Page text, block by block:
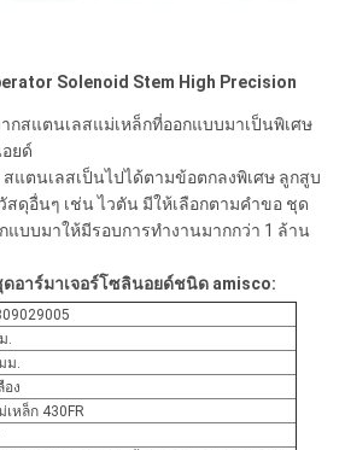
Solenoid Stem High Precision
กสแตนเลสแม่เหล็กที่ออกแบบมาเป็นพิเศษ
ยด์
สแตนเลสเป็นไปได้ตามข้อตกลงพิเศษ ลูกสูบ
สดุอื่นๆ เช่น ไวตัน มีให้เลือกตามคำขอ ชุด
แบบมาให้มีรอบการทำงานมากกว่า 1 ล้าน
อาร์มาเจอร์โซลินอยด์ชนิด amisco:
.
ม.
อง
เหล็ก 430FR